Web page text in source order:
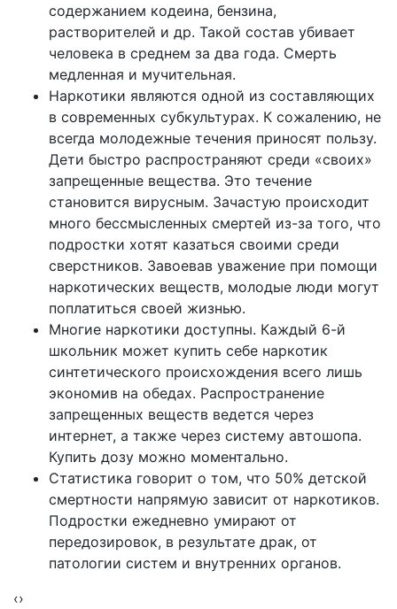
содержанием кодеина, бензина,
растворителей и др. Такой состав убивает
человека в среднем за два года. Смерть
медленная и мучительная.
Наркотики являются одной из составляющих
в современных субкультурах. К сожалению, не
всегда молодежные течения приносят пользу.
Дети быстро распространяют среди «своих»
запрещенные вещества. Это течение
становится вирусным. Зачастую происходит
много бессмысленных смертей из-за того, что
подростки хотят казаться своими среди
сверстников. Завоевав уважение при помощи
наркотических веществ, молодые люди могут
поплатиться своей жизнью.
Многие наркотики доступны. Каждый 6-й
школьник может купить себе наркотик
синтетического происхождения всего лишь
экономив на обедах. Распространение
запрещенных веществ ведется через
интернет, а также через систему автошопа.
Купить дозу можно моментально.
Статистика говорит о том, что 50% детской
смертности напрямую зависит от наркотиков.
Подростки ежедневно умирают от
передозировок, в результате драк, от
патологии систем и внутренних органов.
‹›